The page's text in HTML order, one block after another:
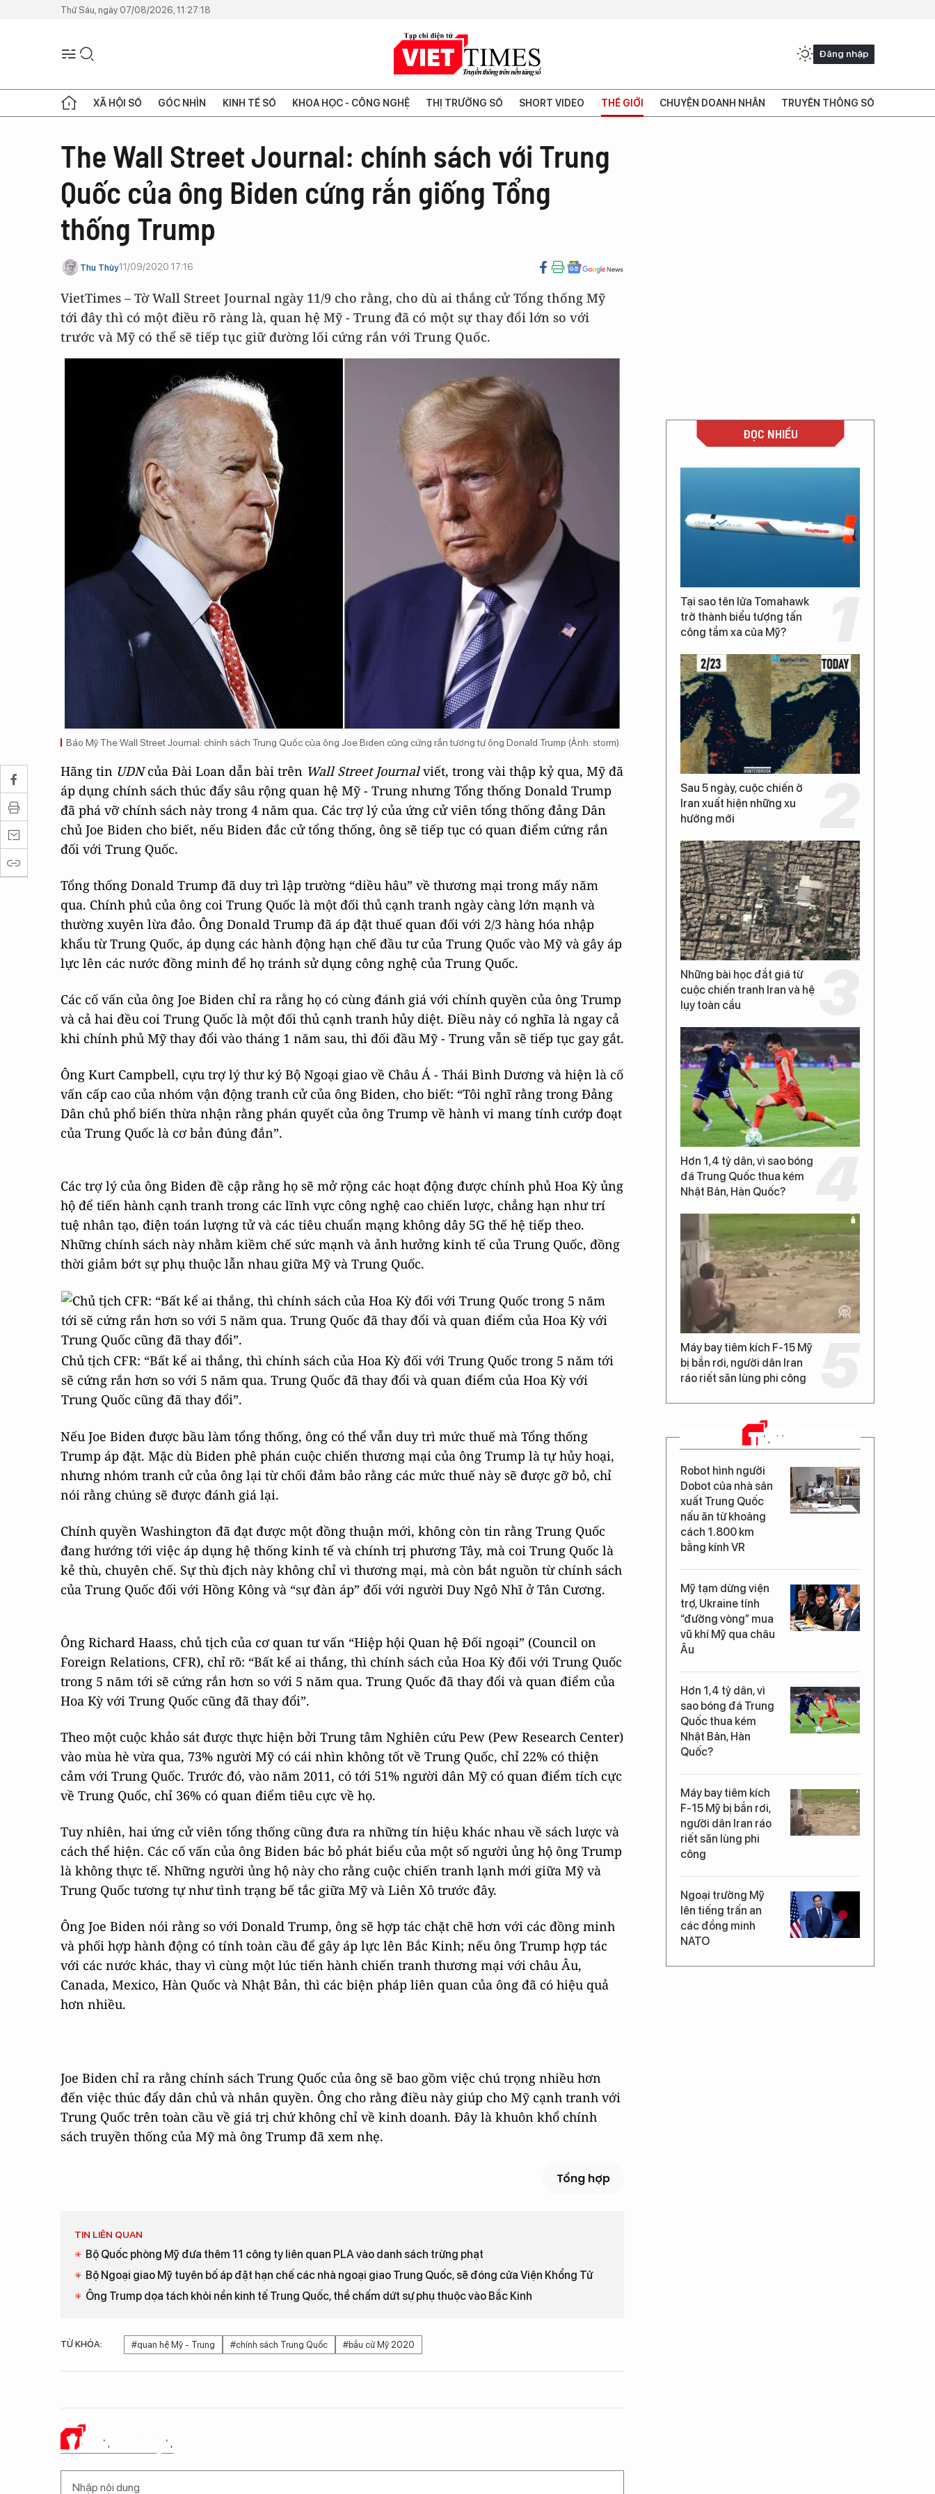
Thứ Sáu, ngày 07/08/2026, 11:27:18
Đăng nhập
XÃ HỘI SỐ GÓC NHÌN KINH TẾ SỐ KHOA HỌC - CÔNG NGHỆ THỊ TRƯỜNG SỐ SHORT VIDEO THẾ GIỚI CHUYỆN DOANH NHÂN TRUYỀN THÔNG SỐ
The Wall Street Journal: chính sách với Trung
Quốc của ông Biden cứng rắn giống Tổng
thống Trump
Thu Thủy11/09/2020 17:16
VietTimes – Tờ Wall Street Journal ngày 11/9 cho rằng, cho dù ai thắng cử Tổng thống Mỹ
tới đây thì có một điều rõ ràng là, quan hệ Mỹ - Trung đã có một sự thay đổi lớn so với
trước và Mỹ có thể sẽ tiếp tục giữ đường lối cứng rắn với Trung Quốc.
Báo Mỹ The Wall Street Journal: chính sách Trung Quốc của ông Joe Biden cũng cứng rắn tương tự ông Donald Trump (Ảnh: storm).
Hãng tin UDNcủa Đài Loan dẫn bài trên Wall Street Journalviết, trong vài thập kỷ qua, Mỹ đã
áp dụng chính sách thúc đẩy sâu rộng quan hệ Mỹ - Trung nhưng Tổng thống Donald Trump
đã phá vỡ chính sách này trong 4 năm qua. Các trợ lý của ứng cử viên tổng thống đảng Dân
chủ Joe Biden cho biết, nếu Biden đắc cử tổng thống, ông sẽ tiếp tục có quan điểm cứng rắn
đối với Trung Quốc.
Tổng thống Donald Trump đã duy trì lập trường “diều hâu” về thương mại trong mấy năm
qua. Chính phủ của ông coi Trung Quốc là một đối thủ cạnh tranh ngày càng lớn mạnh và
thường xuyên lừa đảo. Ông Donald Trump đã áp đặt thuế quan đối với 2/3 hàng hóa nhập
khẩu từ Trung Quốc, áp dụng các hành động hạn chế đầu tư của Trung Quốc vào Mỹ và gây áp
lực lên các nước đồng minh để họ tránh sử dụng công nghệ của Trung Quốc.
Các cố vấn của ông Joe Biden chỉ ra rằng họ có cùng đánh giá với chính quyền của ông Trump
và cả hai đều coi Trung Quốc là một đối thủ cạnh tranh hủy diệt. Điều này có nghĩa là ngay cả
khi chính phủ Mỹ thay đổi vào tháng 1 năm sau, thì đối đầu Mỹ - Trung vẫn sẽ tiếp tục gay gắt.
Ông Kurt Campbell, cựu trợ lý thư ký Bộ Ngoại giao về Châu Á - Thái Bình Dương và hiện là cố
vấn cấp cao của nhóm vận động tranh cử của ông Biden, cho biết: “Tôi nghĩ rằng trong Đảng
Dân chủ phổ biến thừa nhận rằng phán quyết của ông Trump về hành vi mang tính cướp đoạt
của Trung Quốc là cơ bản đúng đắn”.
Các trợ lý của ông Biden đề cập rằng họ sẽ mở rộng các hoạt động được chính phủ Hoa Kỳ ủng
hộ để tiến hành cạnh tranh trong các lĩnh vực công nghệ cao chiến lược, chẳng hạn như trí
tuệ nhân tạo, điện toán lượng tử và các tiêu chuẩn mạng không dây 5G thế hệ tiếp theo.
Những chính sách này nhằm kiềm chế sức mạnh và ảnh hưởng kinh tế của Trung Quốc, đồng
thời giảm bớt sự phụ thuộc lẫn nhau giữa Mỹ và Trung Quốc.
Chủ tịch CFR: “Bất kể ai thắng, thì chính sách của Hoa Kỳ đối với Trung Quốc trong 5 năm tới
sẽ cứng rắn hơn so với 5 năm qua. Trung Quốc đã thay đổi và quan điểm của Hoa Kỳ với
Trung Quốc cũng đã thay đổi”.
Nếu Joe Biden được bầu làm tổng thống, ông có thể vẫn duy trì mức thuế mà Tổng thống
Trump áp đặt. Mặc dù Biden phê phán cuộc chiến thương mại của ông Trump là tự hủy hoại,
nhưng nhóm tranh cử của ông lại từ chối đảm bảo rằng các mức thuế này sẽ được gỡ bỏ, chỉ
nói rằng chúng sẽ được đánh giá lại.
Chính quyền Washington đã đạt được một đồng thuận mới, không còn tin rằng Trung Quốc
đang hướng tới việc áp dụng hệ thống kinh tế và chính trị phương Tây, mà coi Trung Quốc là
kẻ thù, chuyên chế. Sự thù địch này không chỉ vì thương mại, mà còn bắt nguồn từ chính sách
của Trung Quốc đối với Hồng Kông và “sự đàn áp” đối với người Duy Ngô Nhĩ ở Tân Cương.
Ông Richard Haass, chủ tịch của cơ quan tư vấn “Hiệp hội Quan hệ Đối ngoại” (Council on
Foreign Relations, CFR), chỉ rõ: “Bất kể ai thắng, thì chính sách của Hoa Kỳ đối với Trung Quốc
trong 5 năm tới sẽ cứng rắn hơn so với 5 năm qua. Trung Quốc đã thay đổi và quan điểm của
Hoa Kỳ với Trung Quốc cũng đã thay đổi”.
Theo một cuộc khảo sát được thực hiện bởi Trung tâm Nghiên cứu Pew (Pew Research Center)
vào mùa hè vừa qua, 73% người Mỹ có cái nhìn không tốt về Trung Quốc, chỉ 22% có thiện
cảm với Trung Quốc. Trước đó, vào năm 2011, có tới 51% người dân Mỹ có quan điểm tích cực
về Trung Quốc, chỉ 36% có quan điểm tiêu cực về họ.
Tuy nhiên, hai ứng cử viên tổng thống cũng đưa ra những tín hiệu khác nhau về sách lược và
cách thể hiện. Các cố vấn của ông Biden bác bỏ phát biểu của một số người ủng hộ ông Trump
là không thực tế. Những người ủng hộ này cho rằng cuộc chiến tranh lạnh mới giữa Mỹ và
Trung Quốc tương tự như tình trạng bế tắc giữa Mỹ và Liên Xô trước đây.
Ông Joe Biden nói rằng so với Donald Trump, ông sẽ hợp tác chặt chẽ hơn với các đồng minh
và phối hợp hành động có tính toàn cầu để gây áp lực lên Bắc Kinh; nếu ông Trump hợp tác
với các nước khác, thay vì cùng một lúc tiến hành chiến tranh thương mại với châu Âu,
Canada, Mexico, Hàn Quốc và Nhật Bản, thì các biện pháp liên quan của ông đã có hiệu quả
hơn nhiều.
Joe Biden chỉ ra rằng chính sách Trung Quốc của ông sẽ bao gồm việc chú trọng nhiều hơn
đến việc thúc đẩy dân chủ và nhân quyền. Ông cho rằng điều này giúp cho Mỹ cạnh tranh với
Trung Quốc trên toàn cầu về giá trị chứ không chỉ về kinh doanh. Đây là khuôn khổ chính
sách truyền thống của Mỹ mà ông Trump đã xem nhẹ.
Tổng hợp
TIN LIÊN QUAN
Bộ Quốc phòng Mỹ đưa thêm 11 công ty liên quan PLA vào danh sách trừng phạt
Bộ Ngoại giao Mỹ tuyên bố áp đặt hạn chế các nhà ngoại giao Trung Quốc, sẽ đóng cửa Viện Khổng Tử
Ông Trump dọa tách khỏi nền kinh tế Trung Quốc, thề chấm dứt sự phụ thuộc vào Bắc Kinh
TỪ KHÓA: #quan hệ Mỹ - Trung #chính sách Trung Quốc #bầu cử Mỹ 2020
Ý KIẾN CỦA BẠN
ĐỌC NHIỀU
Tại sao tên lửa Tomahawk
trở thành biểu tượng tấn
công tầm xa của Mỹ?
Sau 5 ngày, cuộc chiến ở
Iran xuất hiện những xu
hướng mới
Những bài học đắt giá từ
cuộc chiến tranh Iran và hệ
lụy toàn cầu
Hơn 1,4 tỷ dân, vì sao bóng
đá Trung Quốc thua kém
Nhật Bản, Hàn Quốc?
Máy bay tiêm kích F-15 Mỹ
bị bắn rơi, người dân Iran
ráo riết săn lùng phi công
TIN MỚI
Robot hình người
Dobot của nhà sản
xuất Trung Quốc
nấu ăn từ khoảng
cách 1.800 km
bằng kính VR
Mỹ tạm dừng viện
trợ, Ukraine tính
“đường vòng” mua
vũ khí Mỹ qua châu
Âu
Hơn 1,4 tỷ dân, vì
sao bóng đá Trung
Quốc thua kém
Nhật Bản, Hàn
Quốc?
Máy bay tiêm kích
F-15 Mỹ bị bắn rơi,
người dân Iran ráo
riết săn lùng phi
công
Ngoại trưởng Mỹ
lên tiếng trấn an
các đồng minh
NATO